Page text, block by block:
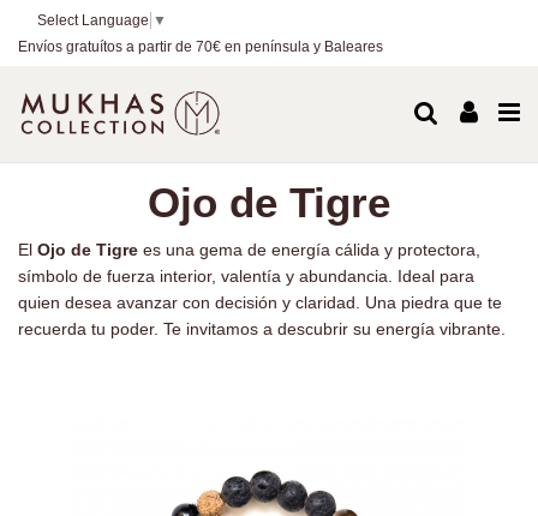
Select Language ▼
Envíos gratuítos a partir de 70€ en península y Baleares
Ojo de Tigre
El Ojo de Tigre es una gema de energía cálida y protectora,
símbolo de fuerza interior, valentía y abundancia. Ideal para
quien desea avanzar con decisión y claridad. Una piedra que te
recuerda tu poder. Te invitamos a descubrir su energía vibrante.